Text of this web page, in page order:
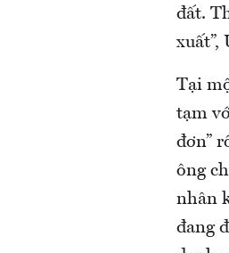
đất.
xuất”,
Tại
tạm
đơn”
ông
nhân
đang